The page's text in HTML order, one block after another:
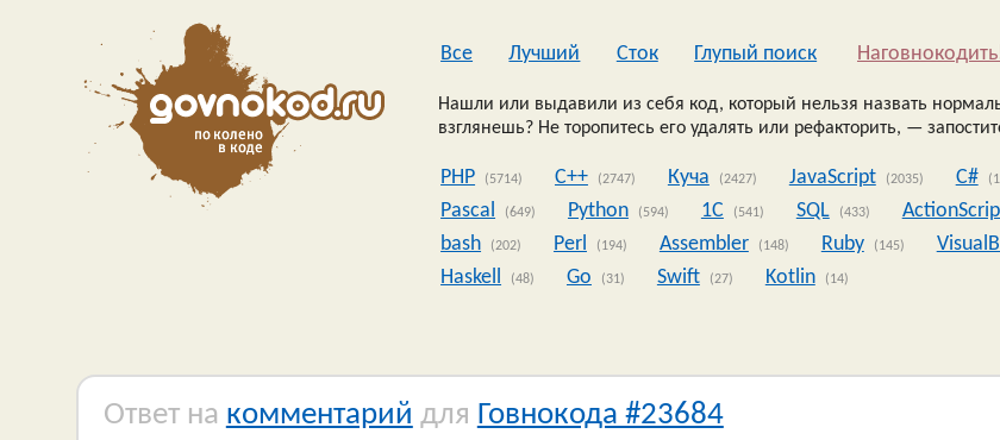
Все Лучший Сток Глупый поиск
Нашли или выдавили из себя код, который нельзя назвать
взглянешь? Не торопитесь его удалять или рефакторить, —
PHP (5714) C++ (2747) Куча (2427) JavaScript (2035) C#
Pascal (649) Python (594) 1C (541) SQL (433)
bash (202) Perl (194) Assembler (148) Ruby (145)
Haskell (48) Go (31) Swift (27) Kotlin (14)
Ответ на комментарий для Говнокода #23684